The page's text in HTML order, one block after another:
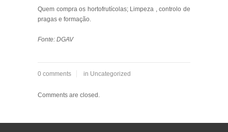
Quem compra os hortofrutícolas; Limpeza , controlo de
pragas e formação.
Fonte: DGAV
0 comments in Uncategorized
Comments are closed.